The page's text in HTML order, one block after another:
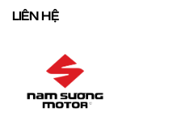
LIÊN HỆ